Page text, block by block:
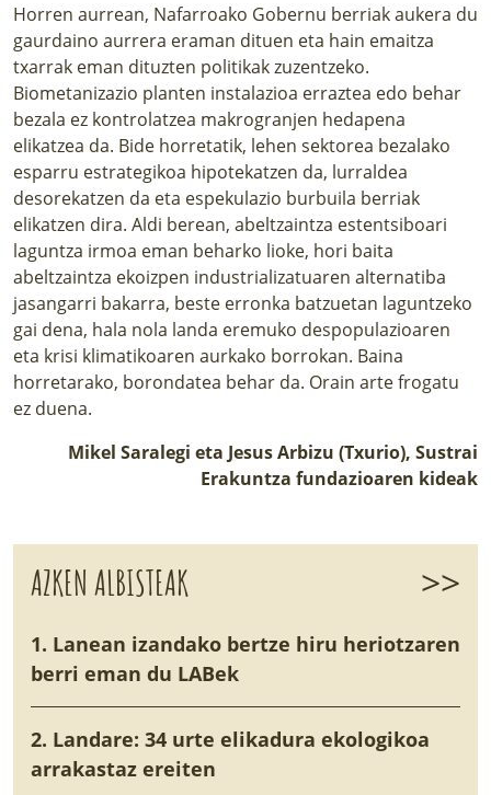
Horren aurrean, Nafarroako Gobernu berriak aukera du
gaurdaino aurrera eraman dituen eta hain emaitza
txarrak eman dituzten politikak zuzentzeko.
Biometanizazio planten instalazioa erraztea edo behar
bezala ez kontrolatzea makrogranjen hedapena
elikatzea da. Bide horretatik, lehen sektorea bezalako
esparru estrategikoa hipotekatzen da, lurraldea
desorekatzen da eta espekulazio burbuila berriak
elikatzen dira. Aldi berean, abeltzaintza estentsiboari
laguntza irmoa eman beharko lioke, hori baita
abeltzaintza ekoizpen industrializatuaren alternatiba
jasangarri bakarra, beste erronka batzuetan laguntzeko
gai dena, hala nola landa eremuko despopulazioaren
eta krisi klimatikoaren aurkako borrokan. Baina
horretarako, borondatea behar da. Orain arte frogatu
ez duena.
Mikel Saralegi eta Jesus Arbizu (Txurio), Sustrai
Erakuntza fundazioaren kideak
AZKEN ALBISTEAK >>
1. Lanean izandako bertze hiru heriotzaren
berri eman du LABek
2. Landare: 34 urte elikadura ekologikoa
arrakastaz ereiten